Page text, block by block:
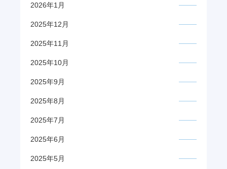
2026年1月
2025年12月
2025年11月
2025年10月
2025年9月
2025年8月
2025年7月
2025年6月
2025年5月